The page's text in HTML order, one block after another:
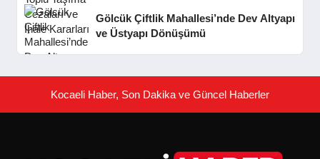
Gölcük Çiftlik Mahallesi’nde Dev Altyapı
ve Üstyapı Dönüşümü
Kocaeli Haber, Son Dakika ve Güncel Haberler